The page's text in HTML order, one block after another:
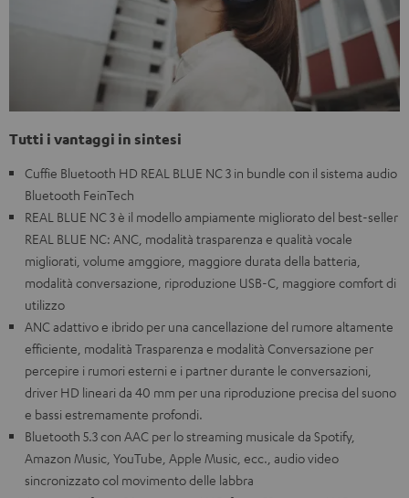
Tutti i vantaggi in sintesi
Cuffie Bluetooth HD REAL BLUE NC 3 in bundle con il sistema audio
Bluetooth FeinTech
REAL BLUE NC 3 è il modello ampiamente migliorato del best-seller
REAL BLUE NC: ANC, modalità trasparenza e qualità vocale
migliorati, volume amggiore, maggiore durata della batteria,
modalità conversazione, riproduzione USB-C, maggiore comfort di
utilizzo
ANC adattivo e ibrido per una cancellazione del rumore altamente
efficiente, modalità Trasparenza e modalità Conversazione per
percepire i rumori esterni e i partner durante le conversazioni,
driver HD lineari da 40 mm per una riproduzione precisa del suono
e bassi estremamente profondi.
Bluetooth 5.3 con AAC per lo streaming musicale da Spotify,
Amazon Music, YouTube, Apple Music, ecc., audio video
sincronizzato col movimento delle labbra